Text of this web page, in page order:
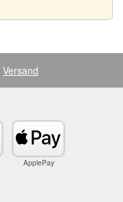
Versand
ApplePay